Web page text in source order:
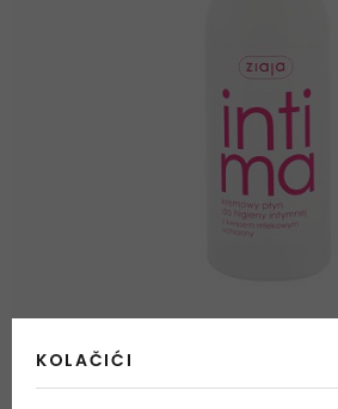
KOLAČIĆI